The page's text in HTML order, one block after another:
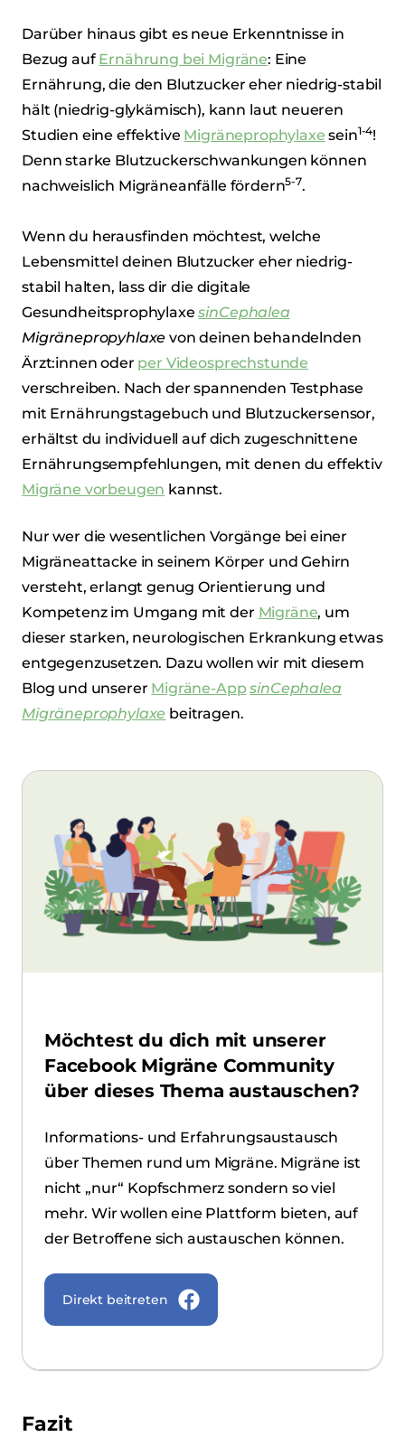
Darüber hinaus gibt es neue Erkenntnisse in
Bezug auf Ernährung bei Migräne: Eine
Ernährung, die den Blutzucker eher niedrig-stabil
hält (niedrig-glykämisch), kann laut neueren
Studien eine effektive Migräneprophylaxe sein1-4!
Denn starke Blutzuckerschwankungen können
nachweislich Migräneanfälle fördern5-7.
Wenn du herausfinden möchtest, welche
Lebensmittel deinen Blutzucker eher niedrig-
stabil halten, lass dir die digitale
GesundheitsprophylaxesinCephalea
Migränepropyhlaxe von deinen behandelnden
Ärzt:innen oder per Videosprechstunde
verschreiben. Nach der spannenden Testphase
mit Ernährungstagebuch und Blutzuckersensor,
erhältst du individuell auf dich zugeschnittene
Ernährungsempfehlungen, mit denen du effektiv
Migräne vorbeugen kannst.
Nur wer die wesentlichen Vorgänge bei einer
Migräneattacke in seinem Körper und Gehirn
versteht, erlangt genug Orientierung und
Kompetenz im Umgang mit der Migräne, um
dieser starken, neurologischen Erkrankung etwas
entgegenzusetzen. Dazu wollen wir mit diesem
Blog und unserer Migräne-App sinCephalea
Migräneprophylaxe beitragen.
Möchtest du dich mit unserer
Facebook Migräne Community
über dieses Thema austauschen?
Informations- und Erfahrungsaustausch
über Themen rund um Migräne. Migräne ist
nicht „nur“ Kopfschmerz sondern so viel
mehr. Wir wollen eine Plattform bieten, auf
der Betroffene sich austauschen können.
Direkt beitreten
Fazit